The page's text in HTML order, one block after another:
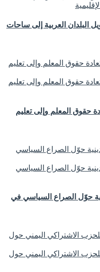
البلدان العربية إلى ساحات
حقوق المعلم وإلى تعليم
حوّل الصراع السياسي في